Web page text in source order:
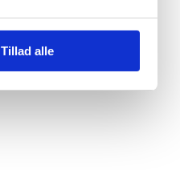
Tillad alle